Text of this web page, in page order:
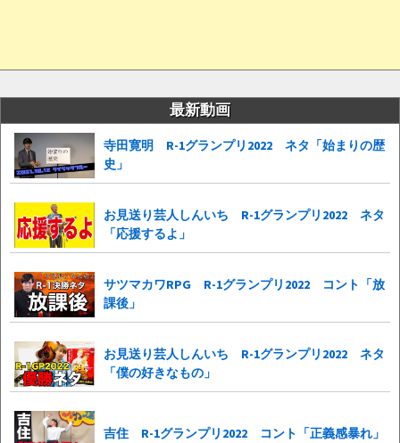
最新動画
寺田寛明 R-1グランプリ2022 ネタ「始まりの歴
史」
お見送り芸人しんいち R-1グランプリ2022 ネタ
「応援するよ」
サツマカワRPG R-1グランプリ2022 コント「放
課後」
お見送り芸人しんいち R-1グランプリ2022 ネタ
「僕の好きなもの」
吉住 R-1グランプリ2022 コント「正義感暴れ」